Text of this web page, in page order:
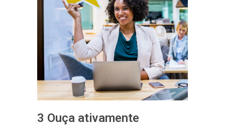
3 Ouça ativamente